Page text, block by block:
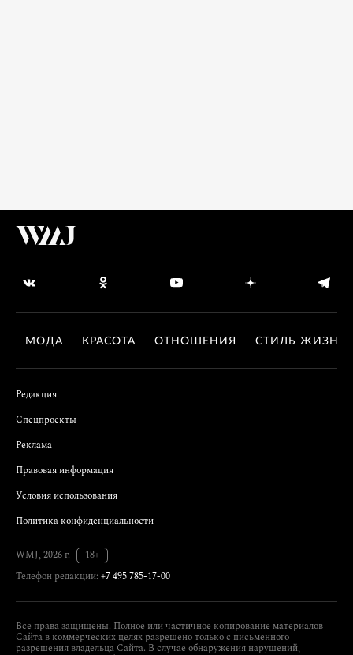
МОДА КРАСОТА ОТНОШЕНИЯ СТИЛЬ ЖИЗНИ
Редакция
Спецпроекты
Реклама
Правовая информация
Условия использования
Политика конфиденциальности
WMJ, 2026 г.
18+
Телефон редакции: +7 495 785-17-00
Все права защищены. Полное или частичное копирование материалов
Сайта в коммерческих целях разрешено только с письменного
разрешения владельца Сайта. В случае обнаружения нарушений,